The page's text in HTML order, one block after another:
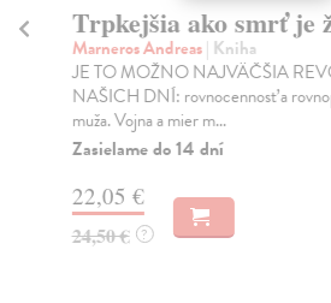
Trpkejšia ako smrť je
Marneros Andreas| Kniha
JE TO MOŽNO NAJVÄČŠIA
NAŠICH DNÍ: rovnocennosť a
muža. Vojna a mier m...
Zasielame do 14 dní
22,05 €
24,50 € ?